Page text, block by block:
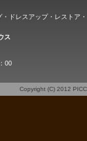
ドレスアップ・レストア
ス
00
Copyright (C) 2012